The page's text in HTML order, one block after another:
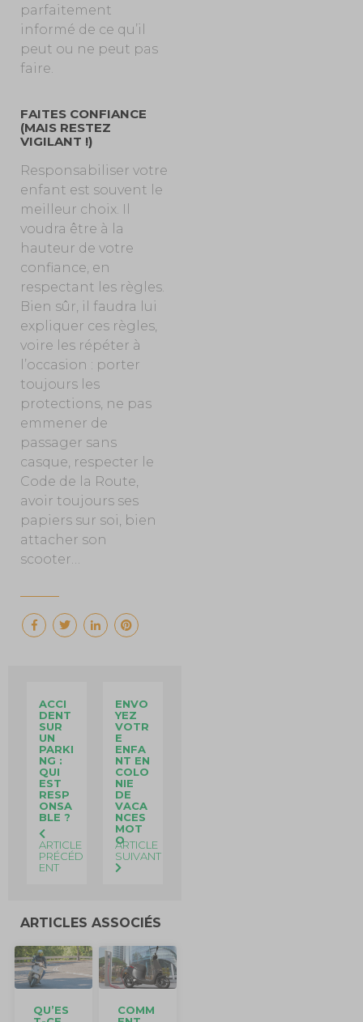
parfaitement
informé de ce qu’il
peut ou ne peut pas
faire.
FAITES CONFIANCE
(MAIS RESTEZ
VIGILANT !)
Responsabiliser votre
enfant est souvent le
meilleur choix. Il
voudra être à la
hauteur de votre
confiance, en
respectant les règles.
Bien sûr, il faudra lui
expliquer ces règles,
voire les répéter à
l’occasion : porter
toujours les
protections, ne pas
emmener de
passager sans
casque, respecter le
Code de la Route,
avoir toujours ses
papiers sur soi, bien
attacher son
scooter…
ACCI
DENT
SUR
UN
PARKI
NG :
QUI
EST
RESP
ONSA
BLE ?
ARTICLE
PRÉCÉD
ENT
ENVO
YEZ
VOTR
E
ENFA
NT EN
COLO
NIE
DE
VACA
NCES
MOT
O
ARTICLE
SUIVANT
ARTICLES ASSOCIÉS
QU’ES
COMM